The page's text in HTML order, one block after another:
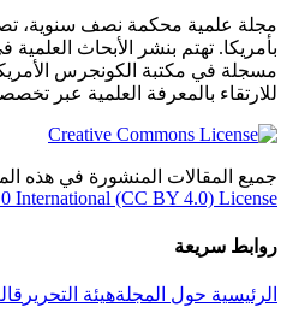
مجلة علمية محكمة نصف سنوية،
بأمريكا. تهتم بنشر الأبحاث
مسجلة في مكتبة الكونجرس
للارتقاء بالمعرفة العلمية عبر
جميع المقالات المنشورة في هذه
International (CC BY 4.0) License
روابط سريعة
الرئيسية حول المجلةهيئة التحرير